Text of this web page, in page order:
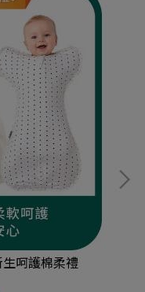
呵護棉柔禮